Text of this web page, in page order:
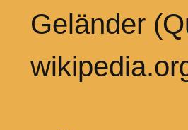
Geländer